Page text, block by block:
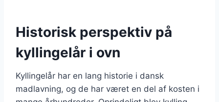
Historisk perspektiv på
kyllingelår i ovn
Kyllingelår har en lang historie i dansk
madlavning, og de har været en del af kosten i